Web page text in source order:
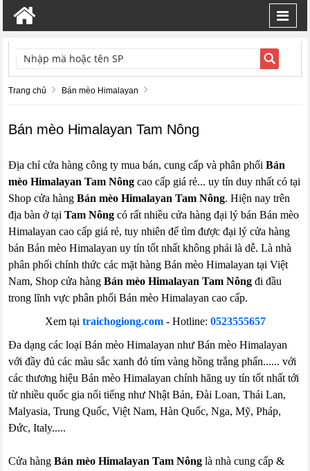
TÌM KIẾM
Trang chủ Bán mèo Himalayan
Bán mèo Himalayan Tam Nông
Địa chỉ cửa hàng công ty mua bán, cung cấp và phân phốiBán
mèo Himalayan Tam Nông cao cấp giá rẻ... uy tín duy nhất có tại
Shop cửa hàngBán mèo Himalayan Tam Nông. Hiện nay trên
địa bàn ở tạiTam Nông có rất nhiều cửa hàng đại lý bán Bán mèo
Himalayan cao cấp giá rẻ, tuy nhiên để tìm được đại lý cửa hàng
bán Bán mèo Himalayan uy tín tốt nhất không phải là dễ. Là nhà
phân phối chính thức các mặt hàng Bán mèo Himalayan tại Việt
Nam, Shop cửa hàngBán mèo Himalayan Tam Nông đi đầu
trong lĩnh vực phân phối Bán mèo Himalayan cao cấp.
Xem tại traichogiong.com- Hotline: 0523555657
Đa dạng các loại Bán mèo Himalayan như Bán mèo Himalayan
với đầy đủ các màu sắc xanh đỏ tím vàng hồng trắng phấn...... với
các thương hiệu Bán mèo Himalayan chính hãng uy tín tốt nhất tới
từ nhiều quốc gia nổi tiếng như Nhật Bản, Đài Loan, Thái Lan,
Malyasia, Trung Quốc, Việt Nam, Hàn Quốc, Nga, Mỹ, Pháp,
Đức, Italy.....
Cửa hàngBán mèo Himalayan Tam Nông là nhà cung cấp &